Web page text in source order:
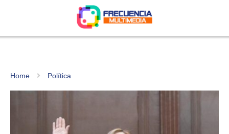
Home Política